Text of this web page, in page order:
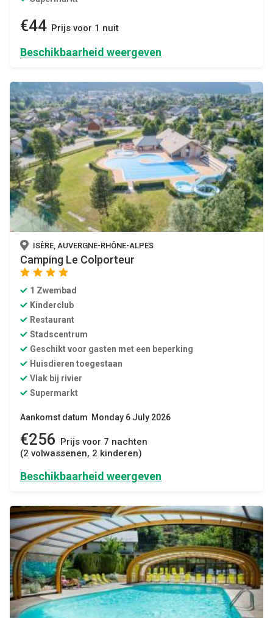
€44 Prijs voor 1 nuit
Beschikbaarheid weergeven
ISÈRE, AUVERGNE-RHÔNE-ALPES
Camping Le Colporteur
star star star
1 Zwembad
Kinderclub
Restaurant
Stadscentrum
Geschikt voor gasten met een beperking
Huisdieren toegestaan
Vlak bij rivier
Supermarkt
Aankomst datum Monday 6 July 2026
€256 Prijs voor 7 nachten
(2 volwassenen, 2 kinderen)
Beschikbaarheid weergeven